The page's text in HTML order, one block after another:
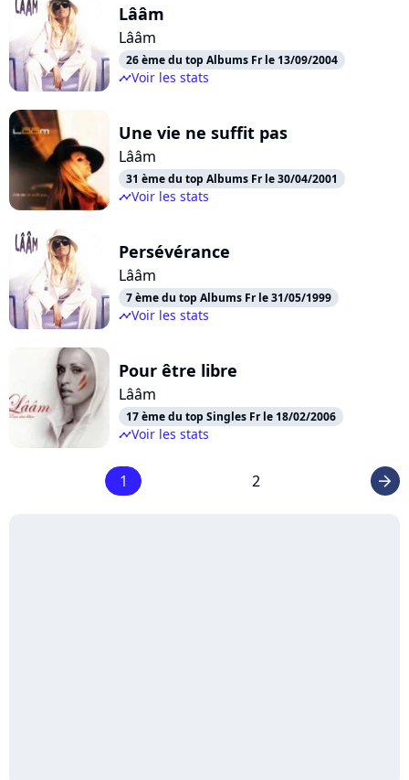
Lââm
Lââm
26 ème du top Albums Fr le 13/09/2004
timelineVoir les stats
Une vie ne suffit pas
Lââm
31 ème du top Albums Fr le 30/04/2001
timelineVoir les stats
Persévérance
Lââm
7 ème du top Albums Fr le 31/05/1999
timelineVoir les stats
Pour être libre
Lââm
17 ème du top Singles Fr le 18/02/2006
timelineVoir les stats
1 2 arrow_right